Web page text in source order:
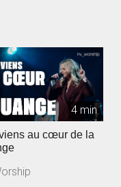
4 min
au cœur de la